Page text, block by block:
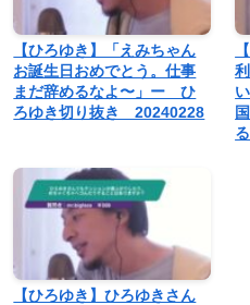
【ひろゆき】「えみちゃん
お誕生日おめでとう。仕事
まだ辞めるなよ〜」ー ひ
ろゆき切り抜き 20240228
【ひろゆき】ひろゆきさん